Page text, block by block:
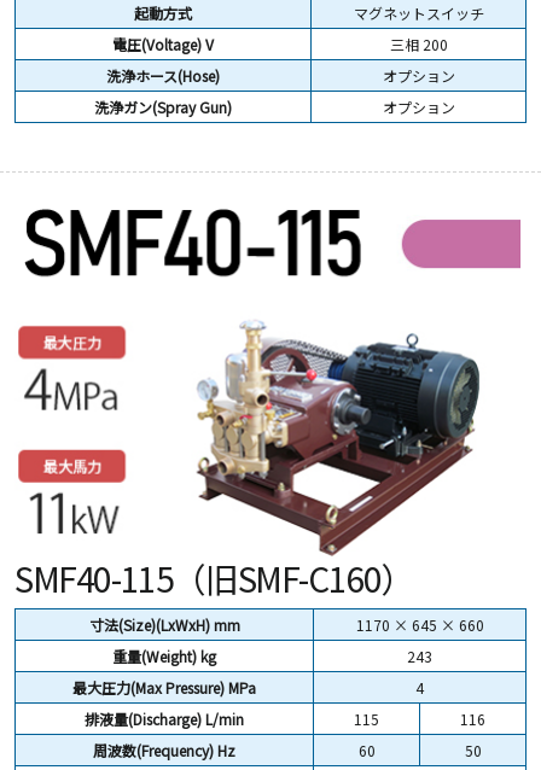
起動方式
マグネットスイッチ
電圧(Voltage) V
三相 200
洗浄ホース(Hose)
オプション
洗浄ガン(Spray Gun)
オプション
SMF40-115（旧SMF-C160）
寸法(Size)(LxWxH) mm
1170 × 645 × 660
重量(Weight)kg
243
最大圧力(Max Pressure) MPa
4
排液量(Discharge) L/min
115
116
周波数(Frequency) Hz
60
50